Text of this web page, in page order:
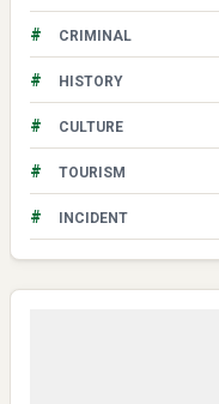
# CRIMINAL
# HISTORY
# CULTURE
# TOURISM
# INCIDENT